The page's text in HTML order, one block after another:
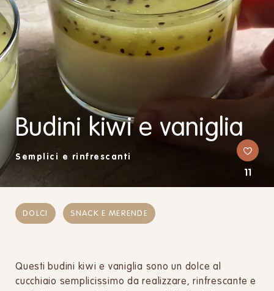
Budini kiwi e vaniglia
Semplici e rinfrescanti
11
DOLCI SNACK E MERENDE
Questi budini kiwi e vaniglia sono un dolce al
cucchiaio semplicissimo da realizzare, rinfrescante e